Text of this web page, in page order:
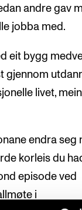
andre gav
jobba med.
eit bygg
gjennom
livet,
endra seg
korleis du
episode ved
i